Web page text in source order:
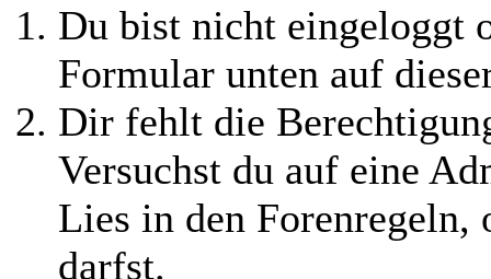
Du bist nicht eingeloggt
Formular unten auf
Dir fehlt die
Versuchst du auf eine
Lies in den Forenregeln,
darfst.